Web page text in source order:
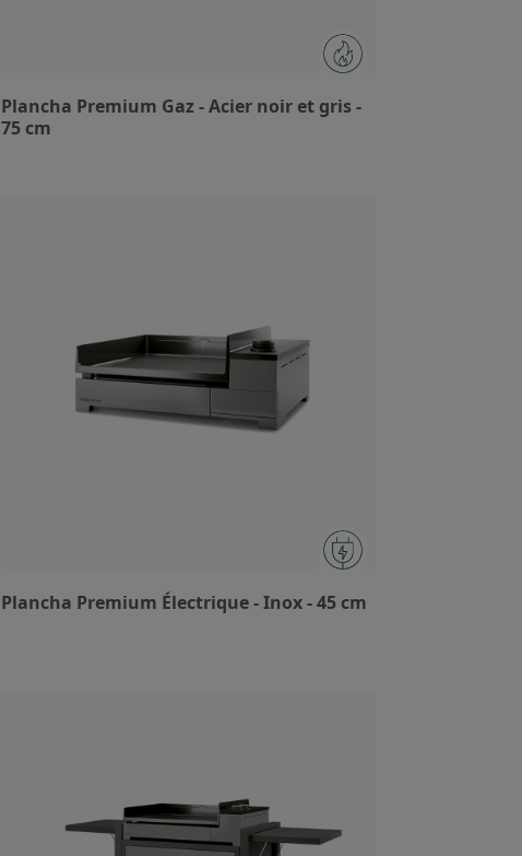
Plancha Premium Gaz - Acier noir et gris -
75 cm
Plancha Premium Électrique - Inox - 45 cm